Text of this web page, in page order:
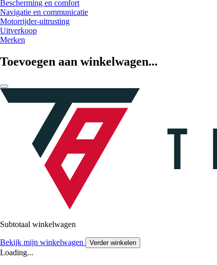
Bescherming en comfort
Navigatie en communicatie
Motorrijder-uitrusting
Uitverkoop
Merken
Toevoegen aan winkelwagen...
Subtotaal winkelwagen
Bekijk mijn winkelwagen Verder winkelen
Loading...